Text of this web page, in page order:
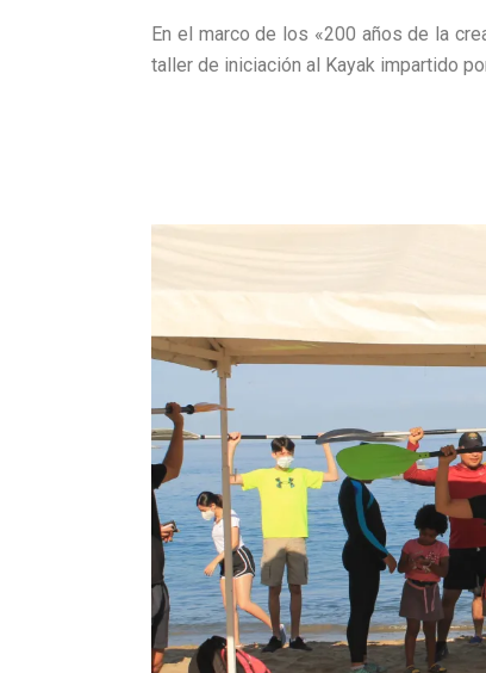
En el marco de los «200 años de la
taller de iniciación al Kayak impartido